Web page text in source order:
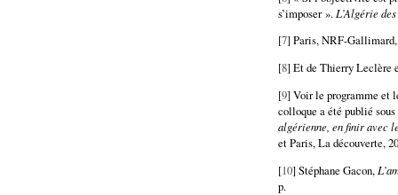
s’imposer ». L’Algérie
[7] Paris, NRF-Gallimard,
[8] Et de Thierry Leclère
[9] Voir le programme et
colloque a été publié
algérienne, en finir avec
et Paris, La découverte,
[10] Stéphane Gacon,
p.